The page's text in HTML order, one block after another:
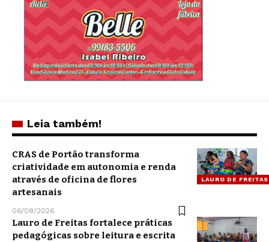
Leia também!
LAURO DE FREITAS
CRAS de Portão transforma
criatividade em autonomia e renda
através de oficina de flores
artesanais
06/08/2026
Lauro de Freitas fortalece práticas
pedagógicas sobre leitura e escrita